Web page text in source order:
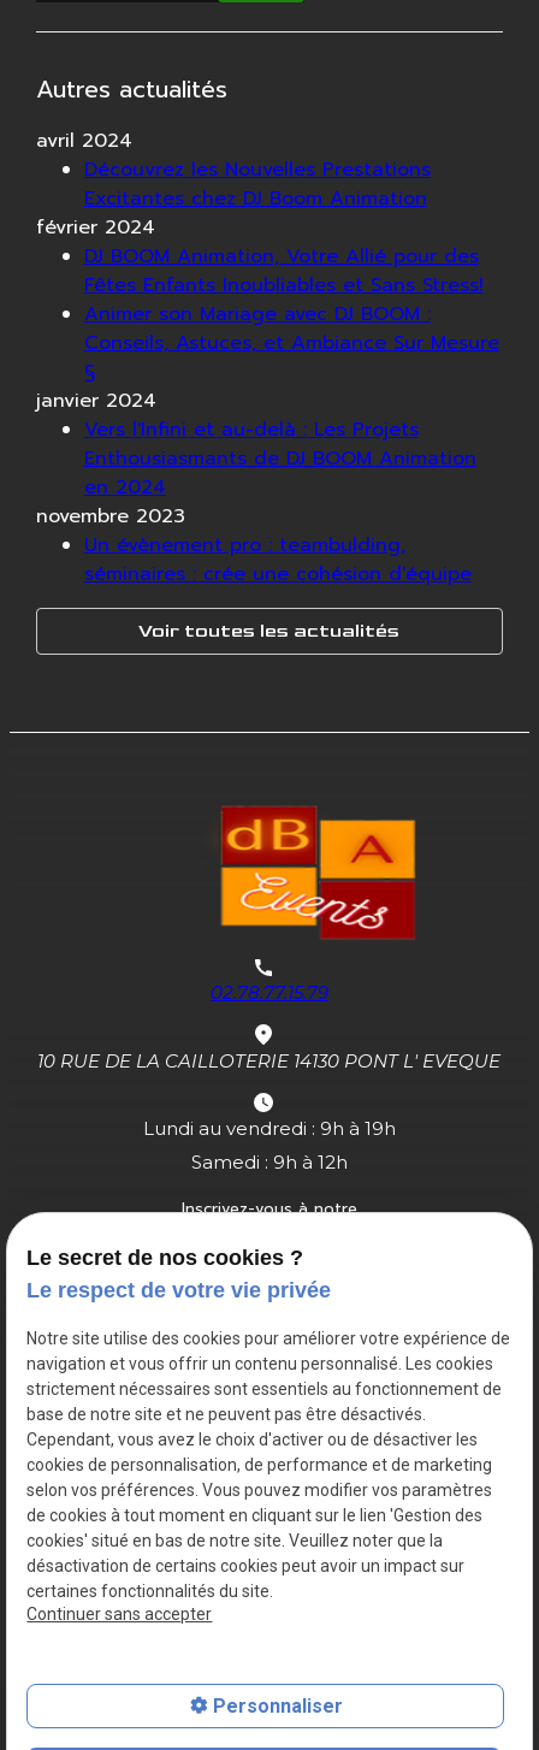
Autres actualités
avril 2024
Découvrez les Nouvelles Prestations
Excitantes chez DJ Boom Animation
février 2024
DJ BOOM Animation, Votre Allié pour des
Fêtes Enfants Inoubliables et Sans Stress!
Animer son Mariage avec DJ BOOM :
Conseils, Astuces, et Ambiance Sur Mesure
§
janvier 2024
Vers l'Infini et au-delà : Les Projets
Enthousiasmants de DJ BOOM Animation
en 2024
novembre 2023
Un évènement pro : teambulding,
séminaires : crée une cohésion d'équipe
Voir toutes les actualités
02.78.77.15.79
10 RUE DE LA CAILLOTERIE 14130 PONT L' EVEQUE
Lundi au vendredi : 9h à 19h
Samedi : 9h à 12h
Inscrivez-vous à notre
Newsletter
Mentions légales
Politique de confidentialité
Plan du site
Gestion des cookies
Le secret de nos cookies ?
Le respect de votre vie privée
Notre site utilise des cookies pour améliorer votre expérience de
navigation et vous offrir un contenu personnalisé. Les cookies
strictement nécessaires sont essentiels au fonctionnement de
base de notre site et ne peuvent pas être désactivés.
Cependant, vous avez le choix d'activer ou de désactiver les
cookies de personnalisation, de performance et de marketing
selon vos préférences. Vous pouvez modifier vos paramètres
de cookies à tout moment en cliquant sur le lien 'Gestion des
cookies' situé en bas de notre site. Veuillez noter que la
désactivation de certains cookies peut avoir un impact sur
certaines fonctionnalités du site.
Continuer sans accepter
Personnaliser